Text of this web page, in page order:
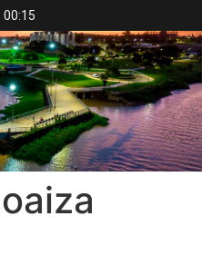
00:15